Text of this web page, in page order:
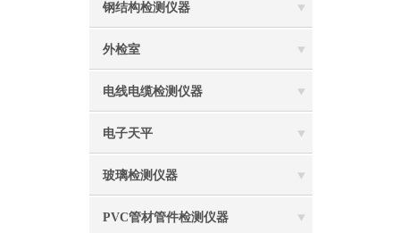
钢结构检测仪器
外检室
电线电缆检测仪器
电子天平
玻璃检测仪器
PVC管材管件检测仪器